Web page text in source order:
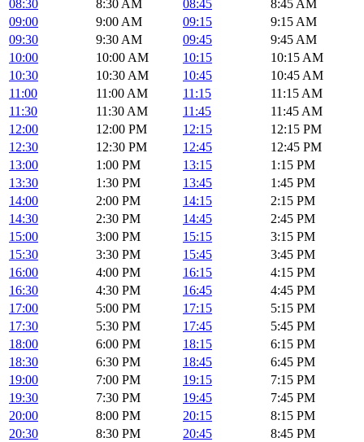
08:30
8:30 AM 08:45
8:45 AM
09:00
9:00 AM 09:15
9:15 AM
09:30
9:30 AM 09:45
9:45 AM
10:00
10:00 AM 10:15
10:15 AM
10:30
10:30 AM 10:45
10:45 AM
11:00
11:00 AM 11:15
11:15 AM
11:30
11:30 AM 11:45
11:45 AM
12:00
12:00 PM 12:15
12:15 PM
12:30
12:30 PM 12:45
12:45 PM
13:00
1:00 PM 13:15
1:15 PM
13:30
1:30 PM 13:45
1:45 PM
14:00
2:00 PM 14:15
2:15 PM
14:30
2:30 PM 14:45
2:45 PM
15:00
3:00 PM 15:15
3:15 PM
15:30
3:30 PM 15:45
3:45 PM
16:00
4:00 PM 16:15
4:15 PM
16:30
4:30 PM 16:45
4:45 PM
17:00
5:00 PM 17:15
5:15 PM
17:30
5:30 PM 17:45
5:45 PM
18:00
6:00 PM 18:15
6:15 PM
18:30
6:30 PM 18:45
6:45 PM
19:00
7:00 PM 19:15
7:15 PM
19:30
7:30 PM 19:45
7:45 PM
20:00
8:00 PM 20:15
8:15 PM
20:30
8:30 PM 20:45
8:45 PM